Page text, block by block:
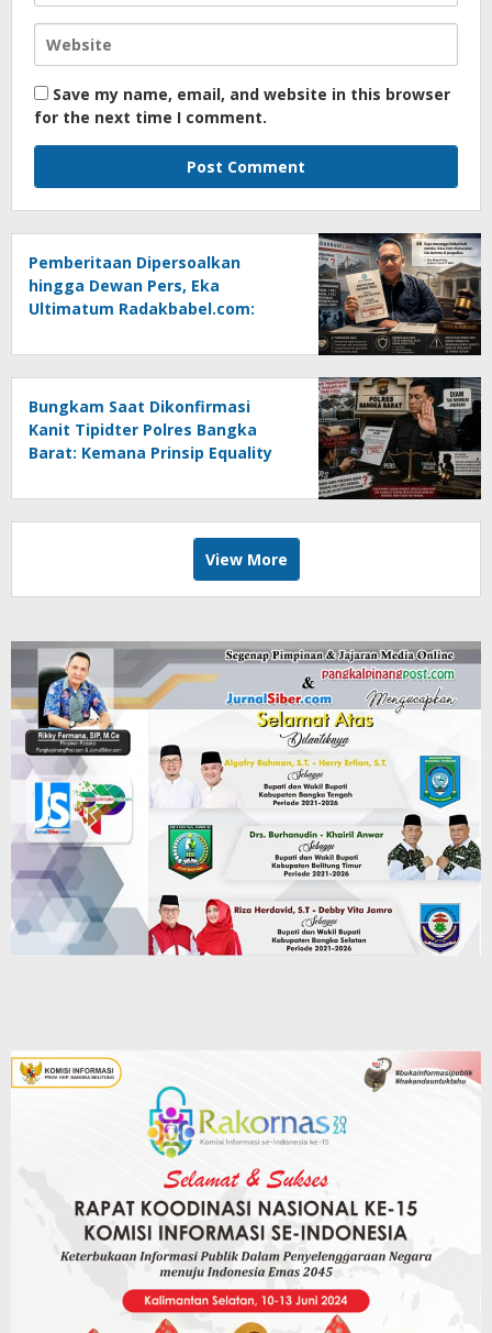
Save my name, email, and website in this browser
for the next time I comment.
Pemberitaan Dipersoalkan
hingga Dewan Pers, Eka
Ultimatum Radakbabel.com:
Tempuh Jalur Hukum
Bungkam Saat Dikonfirmasi
Kanit Tipidter Polres Bangka
Barat: Kemana Prinsip Equality
View More